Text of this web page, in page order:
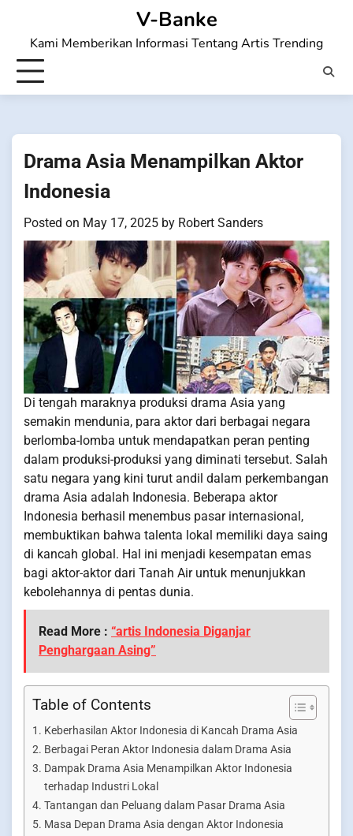
content
V-Banke
Kami Memberikan Informasi Tentang Artis Trending
Drama Asia Menampilkan Aktor
Indonesia
Posted on May 17, 2025 by Robert Sanders
Di tengah maraknya produksi drama Asia yang
semakin mendunia, para aktor dari berbagai negara
berlomba-lomba untuk mendapatkan peran penting
dalam produksi-produksi yang diminati tersebut. Salah
satu negara yang kini turut andil dalam perkembangan
drama Asia adalah Indonesia. Beberapa aktor
Indonesia berhasil menembus pasar internasional,
membuktikan bahwa talenta lokal memiliki daya saing
di kancah global. Hal ini menjadi kesempatan emas
bagi aktor-aktor dari Tanah Air untuk menunjukkan
kebolehannya di pentas dunia.
Read More : “artis Indonesia Diganjar
Penghargaan Asing”
Table of Contents
Keberhasilan Aktor Indonesia di Kancah Drama Asia
Berbagai Peran Aktor Indonesia dalam Drama Asia
Dampak Drama Asia Menampilkan Aktor Indonesia
terhadap Industri Lokal
Tantangan dan Peluang dalam Pasar Drama Asia
Masa Depan Drama Asia dengan Aktor Indonesia